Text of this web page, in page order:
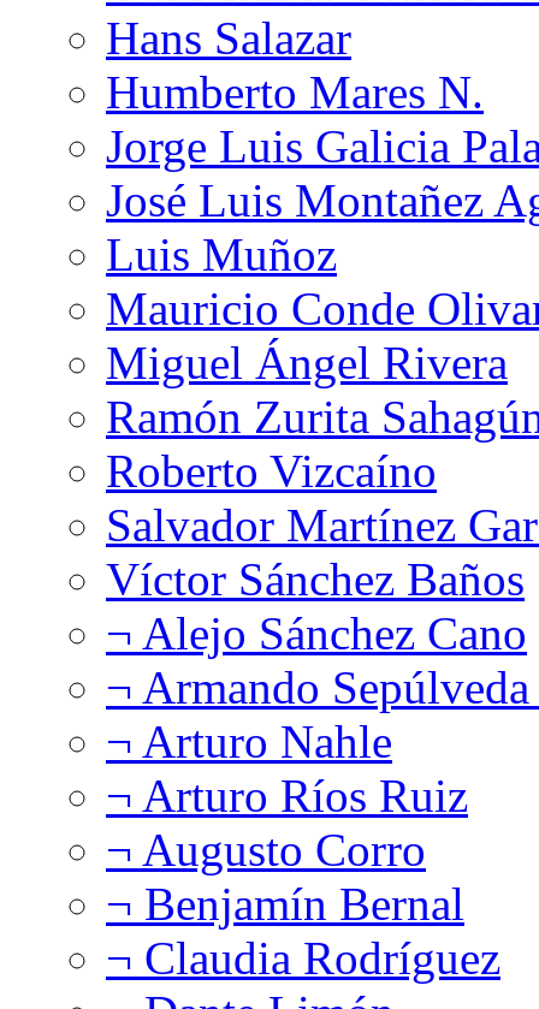
Hans Salazar
Humberto Mares N.
Jorge Luis Galicia
José Luis Montañez
Luis Muñoz
Mauricio Conde
Miguel Ángel Rivera
Ramón Zurita
Roberto Vizcaíno
Salvador Martínez
Víctor Sánchez Baños
¬ Alejo Sánchez Cano
¬ Armando
¬ Arturo Nahle
¬ Arturo Ríos Ruiz
¬ Augusto Corro
¬ Benjamín Bernal
¬ Claudia Rodríguez